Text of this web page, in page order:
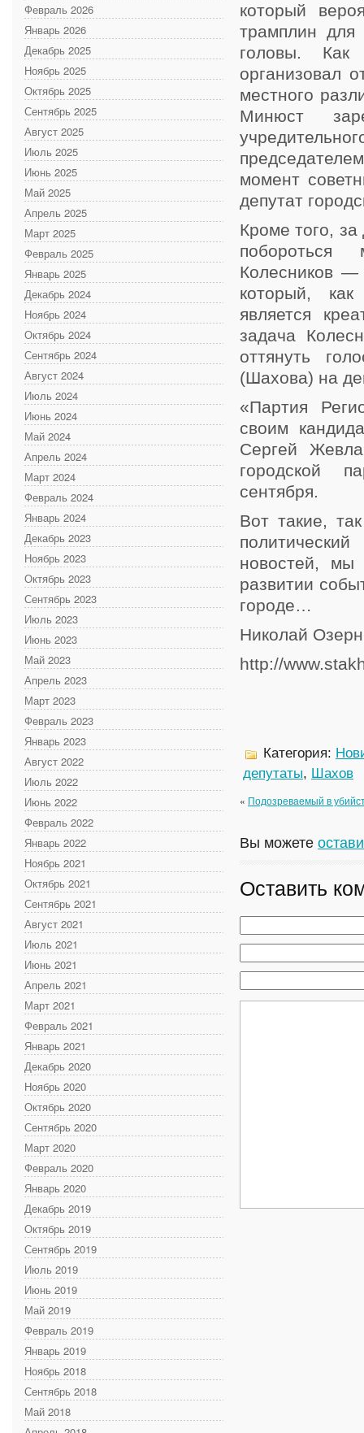
Февраль 2026
Январь 2026
Декабрь 2025
Ноябрь 2025
Октябрь 2025
Сентябрь 2025
Август 2025
Июль 2025
Июнь 2025
Май 2025
Апрель 2025
Март 2025
Февраль 2025
Январь 2025
Декабрь 2024
Ноябрь 2024
Октябрь 2024
Сентябрь 2024
Август 2024
Июль 2024
Июнь 2024
Май 2024
Апрель 2024
Март 2024
Февраль 2024
Январь 2024
Декабрь 2023
Ноябрь 2023
Октябрь 2023
Сентябрь 2023
Июль 2023
Июнь 2023
Май 2023
Апрель 2023
Март 2023
Февраль 2023
Январь 2023
Август 2022
Июль 2022
Июнь 2022
Февраль 2022
Январь 2022
Ноябрь 2021
Октябрь 2021
Сентябрь 2021
Август 2021
Июль 2021
Июнь 2021
Апрель 2021
Март 2021
Февраль 2021
Январь 2021
Декабрь 2020
Ноябрь 2020
Октябрь 2020
Сентябрь 2020
Март 2020
Февраль 2020
Январь 2020
Декабрь 2019
Октябрь 2019
Сентябрь 2019
Июль 2019
Июнь 2019
Май 2019
Февраль 2019
Январь 2019
Ноябрь 2018
Сентябрь 2018
Май 2018
который
трамплин для
головы.
организовал
местного
Минюст
момент
депутат
Кроме того,
Колесников
который,
является
задача
оттянуть
(Шахова) на
«Партия
своим
Сергей
городской
сентября.
Вот такие,
новостей, мы
развитии
городе…
Николай
http://
Категория:
депутаты, Шахов
« Подозреваемый в
Вы можете
Оставить